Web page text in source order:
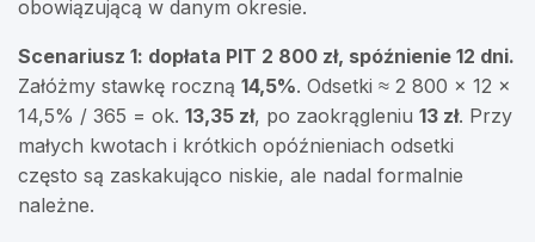
obowiązującą w danym okresie.
Scenariusz 1: dopłata PIT 2 800 zł, spóźnienie 12 dni.
Załóżmy stawkę roczną 14,5%. Odsetki ≈ 2 800 × 12 ×
14,5% / 365 = ok. 13,35 zł, po zaokrągleniu 13 zł. Przy
małych kwotach i krótkich opóźnieniach odsetki
często są zaskakująco niskie, ale nadal formalnie
należne.